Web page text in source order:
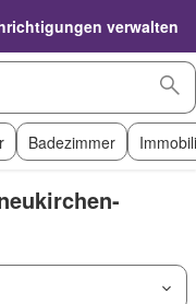
verwalten
Badezimmer